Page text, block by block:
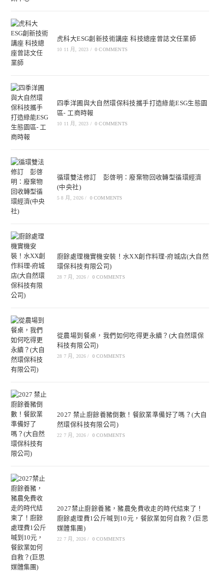
虎科大ESG創新技術講座 科技總座曾誌文任業師
10 11 月, 2023 / 0 COMMENTS
四季洋圃與大自然環保科技攜手打造綠能ESG生態園
區- 工商時報
10 11 月, 2023 / 0 COMMENTS
循環雙法修訂 彭啓明：廢棄物回收轉型循環經濟
(中央社)
5 8 月, 2026 / 0 COMMENTS
廚餘處理機實機安裝！水XX創作料理-府城店(大自然
環保科技有限公司)
28 7 月, 2026 / 0 COMMENTS
從農場到餐桌，我們如何吃得更永續？(大自然環保
科技有限公司)
28 7 月, 2026 / 0 COMMENTS
2027 禁止廚餘養豬倒數！餐飲業準備好了嗎？(大自
然環保科技有限公司)
22 7 月, 2026 / 0 COMMENTS
2027禁止廚餘養豬，豬農免費收走的時代結束了！
廚餘處理費1公斤喊到10元，餐飲業如何自救？(巨思
媒體集團)
22 7 月, 2026 / 0 COMMENTS